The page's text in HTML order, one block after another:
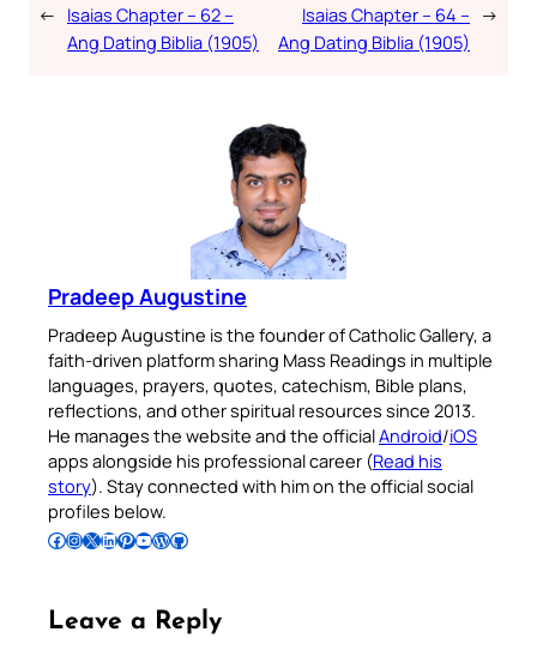
← Isaias Chapter – 62 –
Ang Dating Biblia (1905)
Isaias Chapter – 64 –
Ang Dating Biblia (1905)
→
Pradeep Augustine
Pradeep Augustine is the founder of Catholic Gallery, a
faith-driven platform sharing Mass Readings in multiple
languages, prayers, quotes, catechism, Bible plans,
reflections, and other spiritual resources since 2013.
He manages the website and the officialAndroid/iOS
apps alongside his professional career (Read his
story). Stay connected with him on the official social
profiles below.
Follow Pradeep on Facebook Follow Pradeep on InstagramFollow Pradeep on X Follow Pradeep on LinkedIn Follow Pradeep on Pinterest Subscribe to Pradeep’s Youtube Channel Follow Pradeep on WordPress Follow Pradeep on GitHub
Leave a Reply